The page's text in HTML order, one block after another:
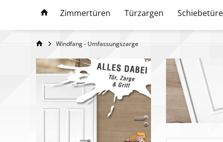
Zimmertüren Türzargen
Windfang - Umfassungszarge